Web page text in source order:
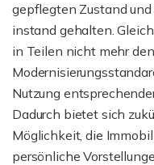
gepflegten Zustand
instand gehalten.
in Teilen nicht mehr
Nutzung
Dadurch bietet sich
Möglichkeit, die
persönliche